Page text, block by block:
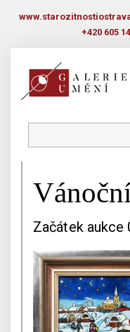
+420 605
Začátek aukce